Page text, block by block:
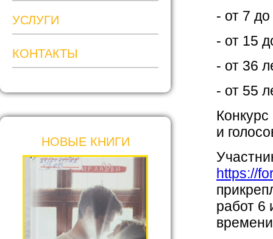
УСЛУГИ
КОНТАКТЫ
НОВЫЕ КНИГИ
- от 7
- от 15
- от 36
- от 55
и
https://
работ 6